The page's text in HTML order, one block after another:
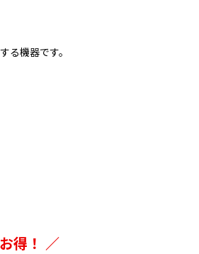
る機器です。
55MHz】3.0dB以下
得！